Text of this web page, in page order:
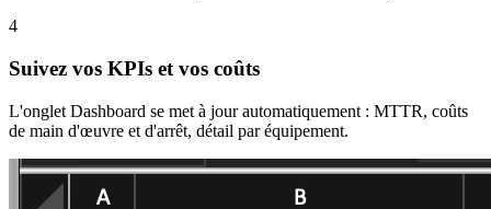
4
Suivez vos KPIs et vos coûts
L'onglet Dashboard se met à jour automatiquement : MTTR, coûts
de main d'œuvre et d'arrêt, détail par équipement.